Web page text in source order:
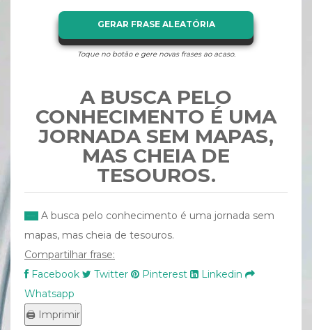
GERAR FRASE ALEATÓRIA
Toque no botão e gere novas frases ao acaso.
A BUSCA PELO
CONHECIMENTO É UMA
JORNADA SEM MAPAS,
MAS CHEIA DE
TESOUROS.
A busca pelo conhecimento é uma jornada sem
mapas, mas cheia de tesouros.
Compartilhar frase:
Facebook
Twitter Pinterest
Linkedin
Whatsapp